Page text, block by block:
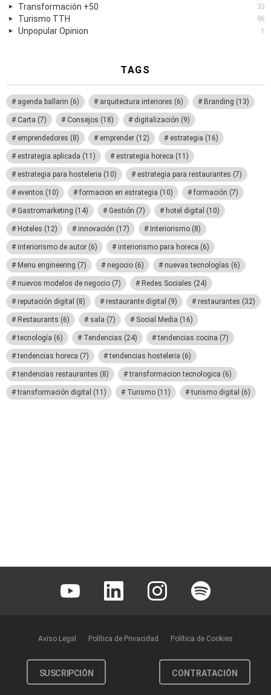
Transformación +50 33
Turismo TTH 96
Unpopular Opinion 1
TAGS
agenda ballarin (6) arquitectura interiores (6) Branding (13)
Carta (7) Consejos (18) digitalización (9)
emprendedores (8) emprender (12) estrategia (16)
estrategia aplicada (11) estrategia horeca (11)
estrategia para hosteleria (10) estrategia para restaurantes (7)
eventos (10) formacion en estrategia (10) formación (7)
Gastromarketing (14) Gestión (7) hotel digital (10)
Hoteles (12) innovación (17) Interiorismo (8)
interiorismo de autor (6) interiorismo para horeca (6)
Menu engineering (7) negocio (6) nuevas tecnologías (6)
nuevos modelos de negocio (7) Redes Sociales (24)
reputación digital (8) restaurante digital (9) restaurantes (32)
Restaurants (6) sala (7) Social Media (16)
tecnología (6) Tendencias (24) tendencias cocina (7)
tendencias horeca (7) tendencias hosteleria (6)
tendencias restaurantes (8) transformacion tecnologica (6)
transformación digital (11) Turismo (11) turismo digital (6)
Linkedin Instagram Spotify
Aviso Legal Política de Privacidad Política de Cookies
SUSCRIPCIÓN CONTRATACIÓN